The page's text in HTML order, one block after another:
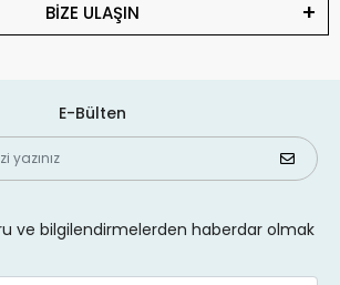
BİZE ULAŞIN
E-Bülten
ve bilgilendirmelerden haberdar olmak